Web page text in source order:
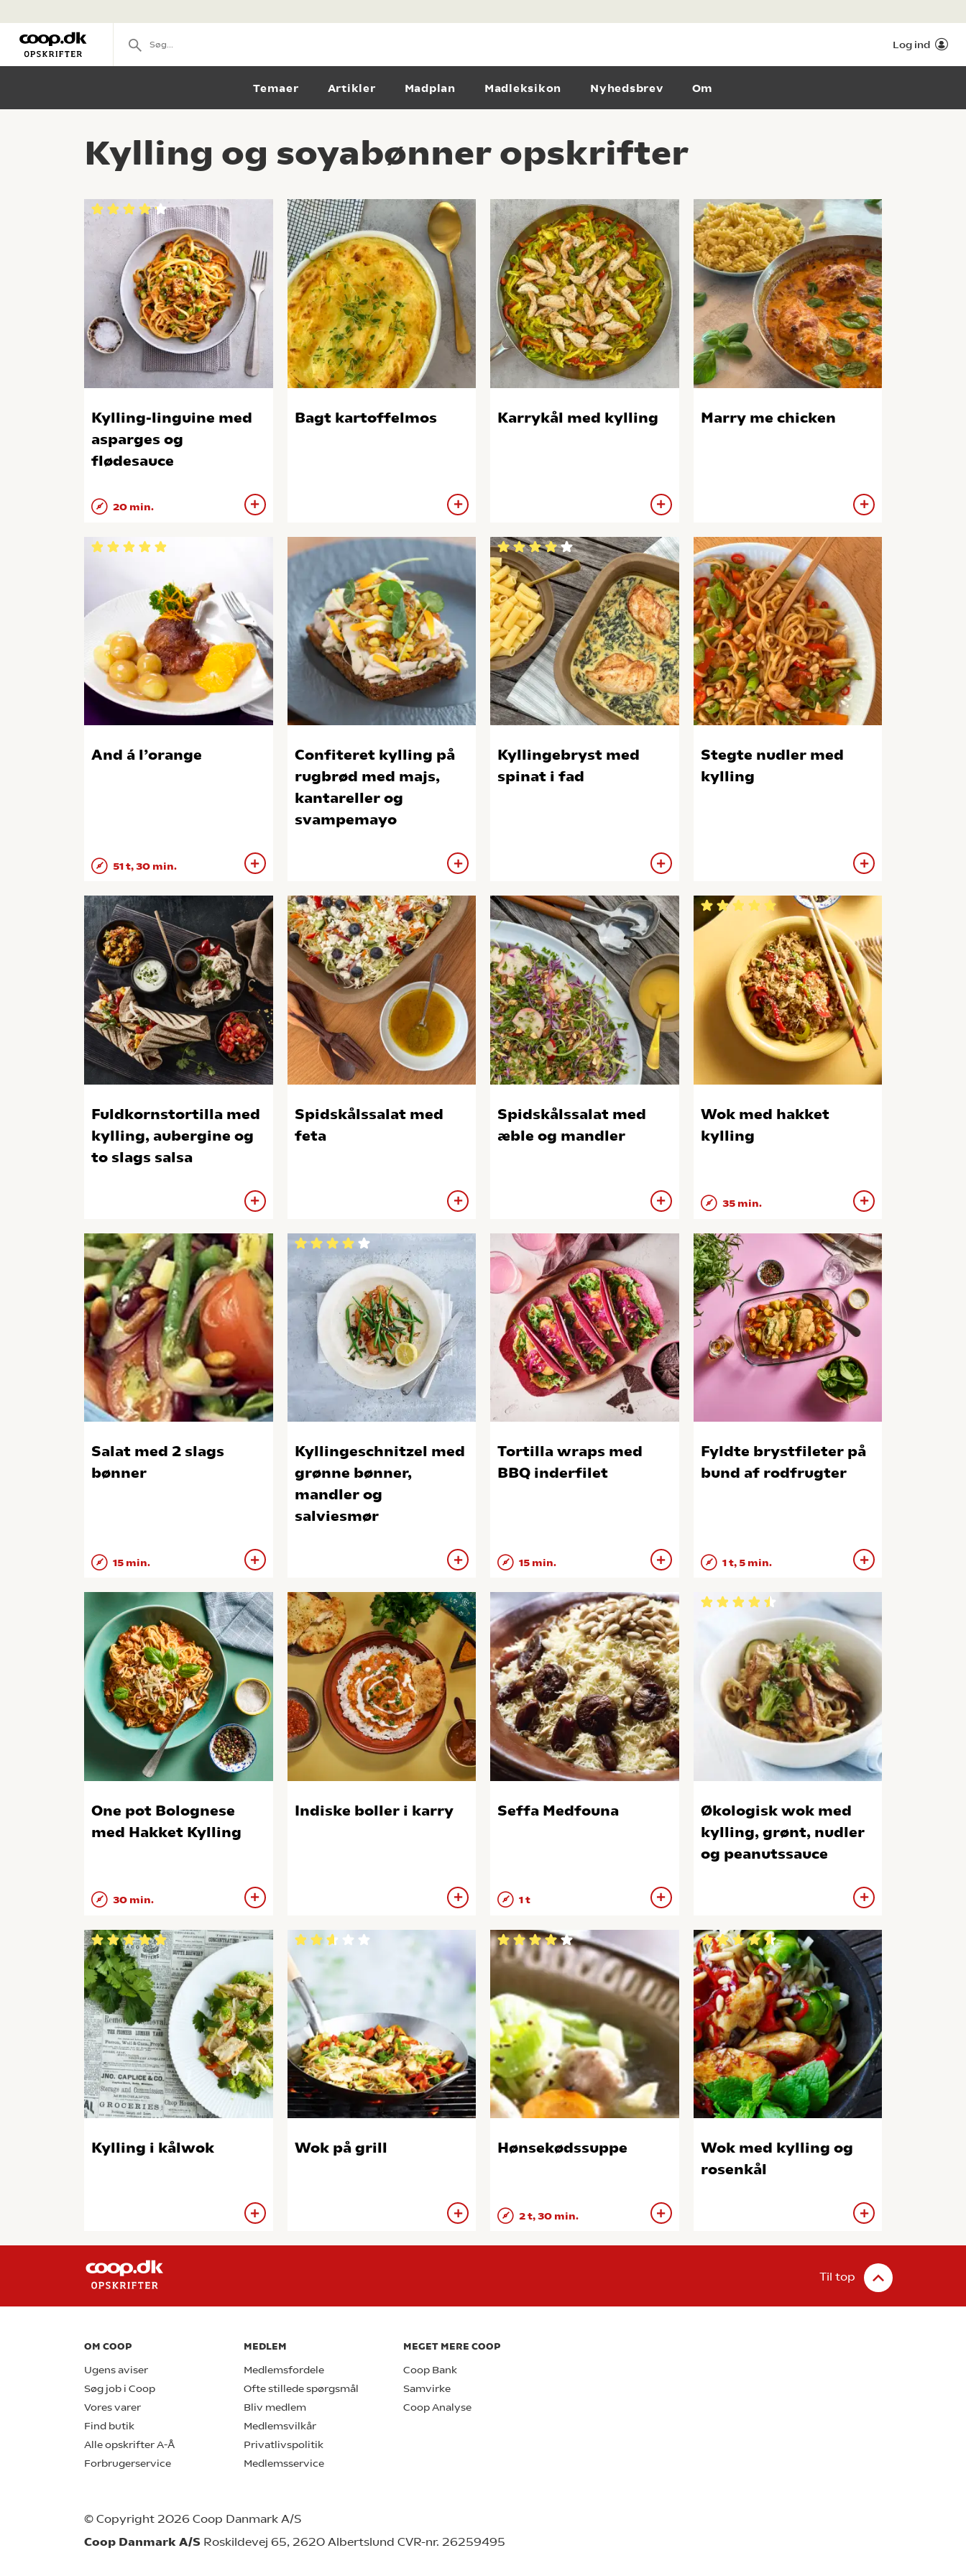
Log ind
Temaer Artikler Madplan Madleksikon Nyhedsbrev Om
Kylling og soyabønner opskrifter
Kylling-linguine med
asparges og
flødesauce
20 min.
Bagt kartoffelmos Karrykål med kylling Marry me chicken
And á l’orange
51 t, 30 min.
Confiteret kylling på
rugbrød med majs,
kantareller og
svampemayo
Kyllingebryst med
spinat i fad
Stegte nudler med
kylling
Fuldkornstortilla med
kylling, aubergine og
to slags salsa
Spidskålssalat med
feta
Spidskålssalat med
æble og mandler
Wok med hakket
kylling
35 min.
Salat med 2 slags
bønner
15 min.
Kyllingeschnitzel med
grønne bønner,
mandler og
salviesmør
Tortilla wraps med
BBQ inderfilet
15 min.
Fyldte brystfileter på
bund af rodfrugter
1 t, 5 min.
One pot Bolognese
med Hakket Kylling
30 min.
Indiske boller i karry Seffa Medfouna
1 t
Økologisk wok med
kylling, grønt, nudler
og peanutssauce
Kylling i kålwok Wok på grill Hønsekødssuppe
2 t, 30 min.
Wok med kylling og
rosenkål
Til top
OM COOP
Ugens aviser
Søg job i Coop
Vores varer
Find butik
Alle opskrifter A-Å
Forbrugerservice
MEDLEM
Medlemsfordele
Ofte stillede spørgsmål
Bliv medlem
Medlemsvilkår
Privatlivspolitik
Medlemsservice
MEGET MERE COOP
Coop Bank
Samvirke
Coop Analyse
© Copyright 2026 Coop Danmark A/S
Coop Danmark A/S Roskildevej 65, 2620 Albertslund CVR-nr. 26259495